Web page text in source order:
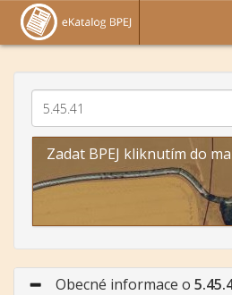
Zadat BPEJ kliknutím do
Obecné informace o